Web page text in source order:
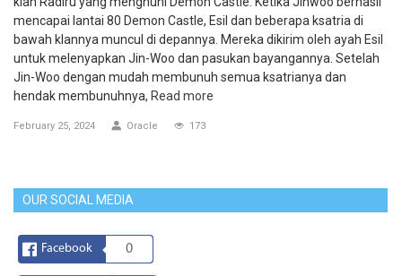
mencapai lantai 80 Demon Castle, Esil dan beberapa ksatria di
bawah klannya muncul di depannya. Mereka dikirim oleh ayah Esil
untuk melenyapkan Jin-Woo dan pasukan bayangannya. Setelah
Jin-Woo dengan mudah membunuh semua ksatrianya dan
hendak membunuhnya, Read more
February 25, 2024 Oracle 173
OUR SOCIAL MEDIA
Facebook 0